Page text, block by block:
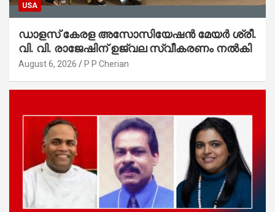
USA
ഡാളസ് കേരള അസോസിയേഷൻ മേയർ ശ്രീ.
വി. വി. രാജേഷിന് ഉജ്വല സ്വീകരണം നൽകി
August 6, 2026 P P Cherian